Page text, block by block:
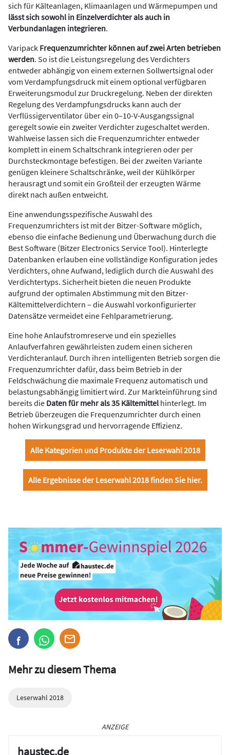
sich für Kälteanlagen, Klimaanlagen und Wärmepumpen und
lässt sich sowohl in Einzelverdichter als auch in
Verbundanlagen integrieren.
Varipack Frequenzumrichter können auf zwei Arten betrieben
werden. So ist die Leistungsregelung des Verdichters
entweder abhängig von einem externen Sollwertsignal oder
vom Verdampfungsdruck mit einem optional verfügbaren
Erweiterungsmodul zur Druckregelung. Neben der direkten
Regelung des Verdampfungsdrucks kann auch der
Verflüssigerventilator über ein 0–10-V-Ausgangssignal
geregelt sowie ein zweiter Verdichter zugeschaltet werden.
Wahlweise lassen sich die Frequenzumrichter entweder
komplett in einem Schaltschrank integrieren oder per
Durchsteckmontage befestigen. Bei der zweiten Variante
genügen kleinere Schaltschränke, weil der Kühlkörper
herausragt und somit ein Großteil der erzeugten Wärme
direkt nach außen entweicht.
Eine anwendungsspezifische Auswahl des
Frequenzumrichters ist mit der Bitzer-Software möglich,
ebenso die einfache Bedienung und Überwachung durch die
Best Software (Bitzer Electronics Service Tool). Hinterlegte
Datenbanken erlauben eine vollständige Konfiguration jedes
Verdichters, ohne Aufwand, lediglich durch die Auswahl des
Verdichtertyps. Sicherheit bieten die neuen Produkte
aufgrund der optimalen Abstimmung mit den Bitzer-
Kältemittelverdichtern – die Auswahl vorkonfigurierter
Datensätze vermeidet eine Fehlparametrierung.
Eine hohe Anlaufstromreserve und ein spezielles
Anlaufverfahren gewährleisten zudem einen sicheren
Verdichteranlauf. Durch ihren intelligenten Betrieb sorgen die
Frequenzumrichter dafür, dass beim Betrieb in der
Feldschwächung die maximale Frequenz automatisch und
belastungsabhängig limitiert wird. Zur Markteinführung sind
bereits die Daten für mehr als 35 Kältemittel hinterlegt. Im
Betrieb überzeugen die Frequenzumrichter durch einen
hohen Wirkungsgrad und hervorragende Effizienz.
Alle Kategorien und Produkte der Leserwahl 2018
Alle Ergebnisse der Leserwahl 2018 finden Sie hier.
Mehr zu diesem Thema
Leserwahl 2018
ANZEIGE
haustec.de